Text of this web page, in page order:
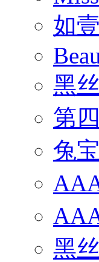
如
黑
第
兔
黑